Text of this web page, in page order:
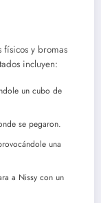
físicos y bromas
incluyen:
un cubo de
se pegaron.
una
a Nissy con un